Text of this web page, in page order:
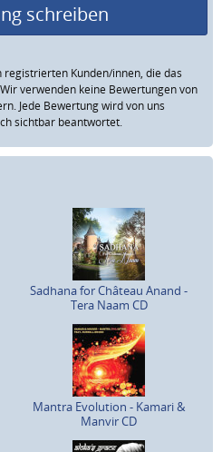
schreiben
Kunden/innen, die das
verwenden keine Bewertungen von
Jede Bewertung wird von uns
sichtbar beantwortet.
Sadhana for Château Anand -
Tera Naam CD
Mantra Evolution - Kamari &
Manvir CD